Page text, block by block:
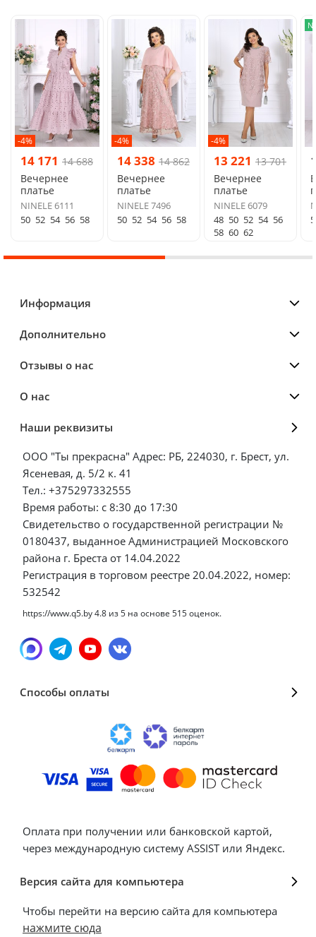
-4%
14 171 14 688
Вечернее
платье
NINELE 6111
50 52 54 56 58
-4%
14 338 14 862
Вечернее
платье
NINELE 7496
50 52 54 56 58
-4%
13 221 13 701
Вечернее
платье
NINELE 6079
48 50 52 54 56
58 60 62
Информация
Дополнительно
Отзывы о нас
О нас
Наши реквизиты
ООО "Ты прекрасна" Адрес: РБ, 224030, г. Брест, ул.
Ясеневая, д. 5/2 к. 41
Тел.: +375297332555
Время работы: с 8:30 до 17:30
Свидетельство о государственной регистрации №
0180437, выданное Администрацией Московского
района г. Бреста от 14.04.2022
Регистрация в торговом реестре 20.04.2022, номер:
532542
https://www.q5.by4.8 из5 на основе 515оценок.
Способы оплаты
Оплата при получении или банковской картой,
через международную систему ASSIST или Яндекс.
Версия сайта для компьютера
Чтобы перейти на версию сайта для компьютера
нажмите сюда